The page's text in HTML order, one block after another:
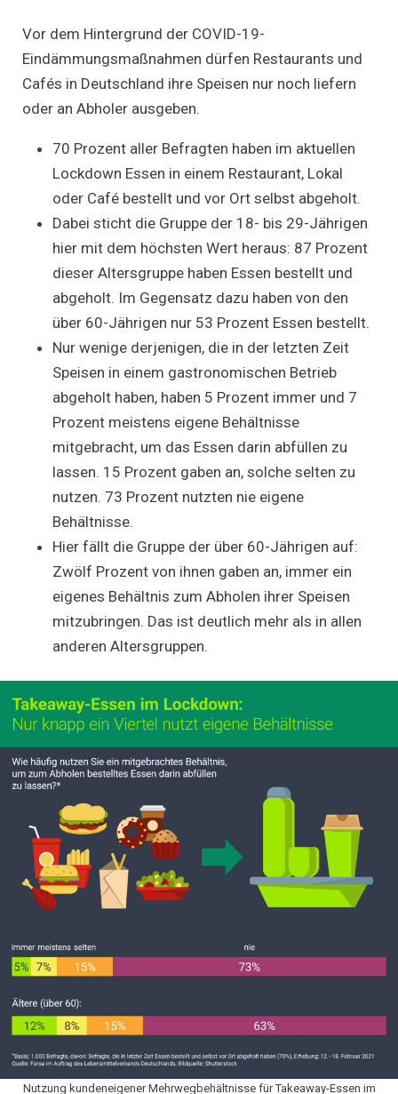
Vor dem Hintergrund der COVID-19-
Eindämmungsmaßnahmen dürfen Restaurants und
Cafés in Deutschland ihre Speisen nur noch liefern
oder an Abholer ausgeben.
70 Prozent aller Befragten haben im aktuellen
Lockdown Essen in einem Restaurant, Lokal
oder Café bestellt und vor Ort selbst abgeholt.
Dabei sticht die Gruppe der 18- bis 29-Jährigen
hier mit dem höchsten Wert heraus: 87 Prozent
dieser Altersgruppe haben Essen bestellt und
abgeholt. Im Gegensatz dazu haben von den
über 60-Jährigen nur 53 Prozent Essen bestellt.
Nur wenige derjenigen, die in der letzten Zeit
Speisen in einem gastronomischen Betrieb
abgeholt haben, haben 5 Prozent immer und 7
Prozent meistens eigene Behältnisse
mitgebracht, um das Essen darin abfüllen zu
lassen. 15 Prozent gaben an, solche selten zu
nutzen. 73 Prozent nutzten nie eigene
Behältnisse.
Hier fällt die Gruppe der über 60-Jährigen auf:
Zwölf Prozent von ihnen gaben an, immer ein
eigenes Behältnis zum Abholen ihrer Speisen
mitzubringen. Das ist deutlich mehr als in allen
anderen Altersgruppen.
Nutzung kundeneigener Mehrwegbehältnisse für Takeaway-Essen im